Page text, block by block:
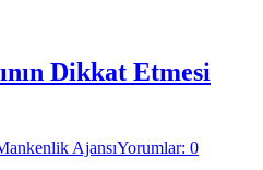
Dikkat Etmesi
AjansıYorumlar: 0